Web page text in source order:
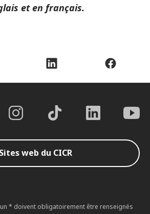
et en français.
Sites web du CICR
* doivent obligatoirement être renseignés